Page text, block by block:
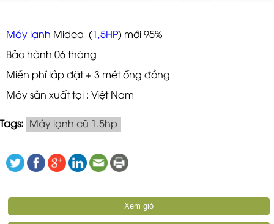
Máy lạnh Midea ( 1,5HP) mới 95%
Bảo hành 06 tháng
Miễn phí lắp đặt + 3 mét ống đồng
Máy sản xuất tại : Việt Nam
Tags: Máy lạnh cũ 1.5hp
Xem giỏ